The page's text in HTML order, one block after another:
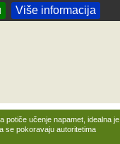
Više informacija
potiče učenje napamet, idealna je
se pokoravaju autoritetima